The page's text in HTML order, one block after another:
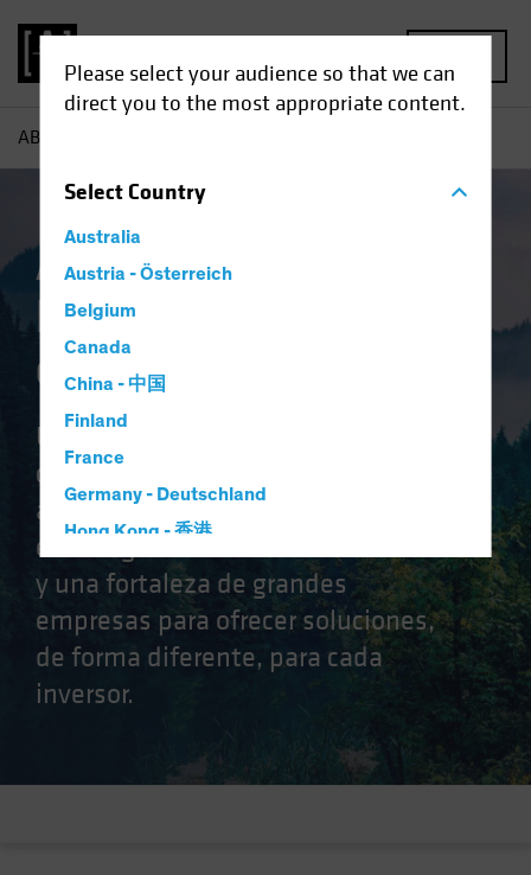
Please select your audience so that we can
direct you to the most appropriate content.
SelectCountry
Australia
Austria - Österreich
Belgium
Canada
China - 中国
Finland
France
Germany - Deutschland
Hong Kong - 香港
Hungary
Italy - Italia
Netherlands
AB
Alternativos.
Nosotros cumplimos,
de forma diferente.
Una cultura de colaboración
comprometida, una plataforma de
activos cruzados versátil de
estrategias alternativas distintivas
y una fortaleza de grandes
empresas para ofrecer soluciones,
de forma diferente, para cada
inversor.